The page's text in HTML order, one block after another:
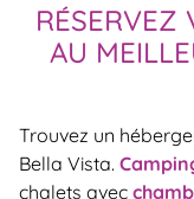
RÉSERVEZ
AU
Trouvez un
Bella Vista.
chalets avec